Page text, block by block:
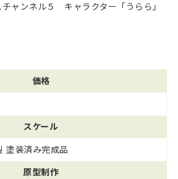
ャンネル５ キャラクター「うらら」
価格
スケール
装済み完成品
原型制作